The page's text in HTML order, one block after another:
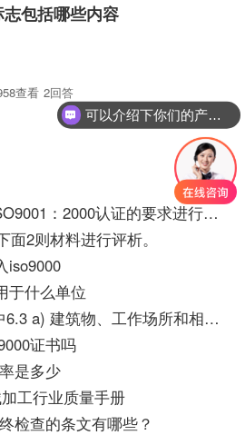
包括哪些内容
查看 2回答
中译英 译"严格按照ISO9001：2000认证的要求进行工作"
2则材料进行评析。
iso9000
于什么单位
请教各位：ISO9001中6.3 a) 建筑物、工作场所和相关设施
证书吗
是多少
工行业质量手册
检查的条文有哪些？
可以介绍下你们的产品么？